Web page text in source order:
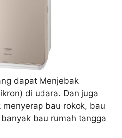
dapat Menjebak
di udara. Dan juga
bau rokok, bau
bau rumah tangga